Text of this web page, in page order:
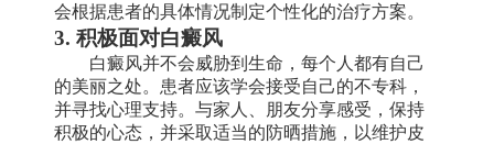
会根据患者的具体情况制定个性化的治疗方案。
3. 积极面对白癜风
白癜风并不会威胁到生命，每个人都有自己
的美丽之处。患者应该学会接受自己的不专科，
并寻找心理支持。与家人、朋友分享感受，保持
积极的心态，并采取适当的防晒措施，以维护皮